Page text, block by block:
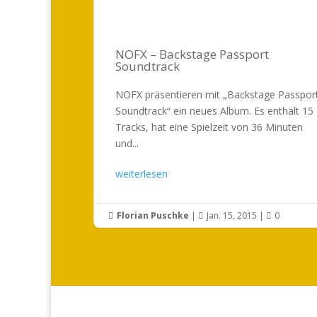
NOFX – Backstage Passport
Soundtrack
NOFX präsentieren mit „Backstage
Soundtrack“ ein neues Album. Es enthält 15
Tracks, hat eine Spielzeit von 36 Minuten
und...
weiterlesen
 Florian Puschke |  Jan. 15, 2015 |  0